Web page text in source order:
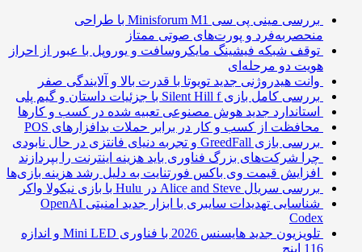
بررسی مینی پی ‌سی Minisforum M1 با طراحی
منحصربه‌فرد و پورت‌های صوتی ممتاز
توقف شبکه فیشینگ مایکروسافت و یوروپل با عبور از احراز
هویت دو مرحله‌ای
وانت هیدروژنی جدید تویوتا با قدرت بالا و آلایندگی صفر
بررسی کامل بازی Silent Hill f با جزئیات داستان و گیم پلی
استاندارد جدید هوش مصنوعی تعبیه شده در کسب و کارها
محافظت از کسب و کار در برابر حملات بدافزارهای POS
بررسی بازی GreedFall و تجربه دنیای فانتزی در حال نابودی
چرا شرکت‌های بزرگ فناوری باید هزینه اینترنت را بپردازند
افزایش قیمت وی باکس فورتنایت به دلیل رشد هزینه بازی‌ها
بررسی سریال Alice and Steve در Hulu با بازی نیکولا واکر
شناسایی تهدیدات سایبری با ابزار جدید امنیتی OpenAI
Codex
تلویزیون جدید هایسنس 2026 با فناوری Mini LED و اندازه